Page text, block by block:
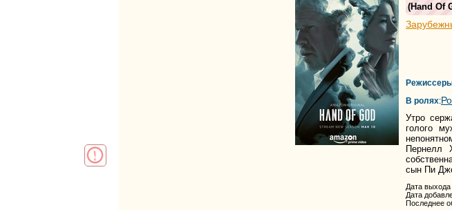
(Hand Of
В ролях:
Утро
голого
Пернелл
сын Пи
Дата
Дата
Последнее